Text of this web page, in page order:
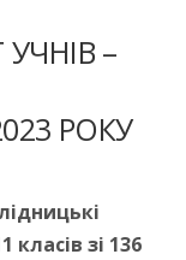
–
РОКУ
класів зі 136